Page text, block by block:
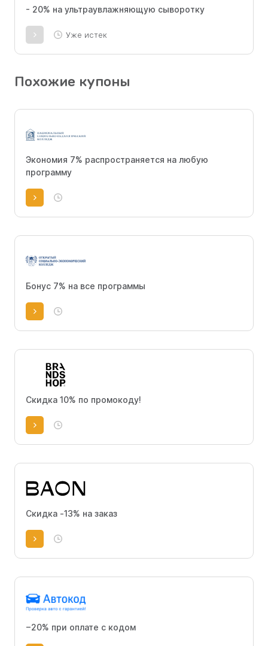
- 20% на ультраувлажняющую сыворотку
Уже истек
Похожие купоны
Экономия 7% распространяется на любую
программу
Бонус 7% на все программы
Скидка 10% по промокоду!
Скидка -13% на заказ
−20% при оплате с кодом